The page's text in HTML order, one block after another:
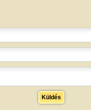
Küldés